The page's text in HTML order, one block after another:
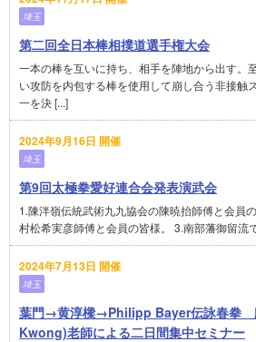
埼玉
第二回全日本棒相撲道選手権大会
一本の棒を互いに持ち、相手を陣地から出す。
い攻防を内包する棒を使用して崩し合う非接触
一を決 [...]
2024年9月16日 開催
埼玉
第9回太極拳愛好連合会発表演武会
1.陳泮嶺伝統武術九九協会の陳暁抬師傅と会員
村松希実彦師傅と会員の皆様。 3.南部藩御留流
2024年7月13日 開催
埼玉
葉門→黄淳樑→Philipp Bayer伝詠春拳
Kwong)老師による二日間集中セミナー